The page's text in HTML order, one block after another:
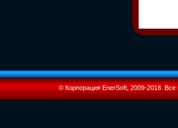
© Корпорация EnerSoft, 2009-2018.